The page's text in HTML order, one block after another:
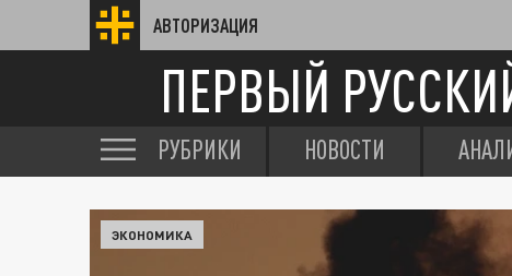
АВТОРИЗАЦИЯ
ПЕРВЫЙ
РУБРИКИ НОВОСТИ
ЭКОНОМИКА